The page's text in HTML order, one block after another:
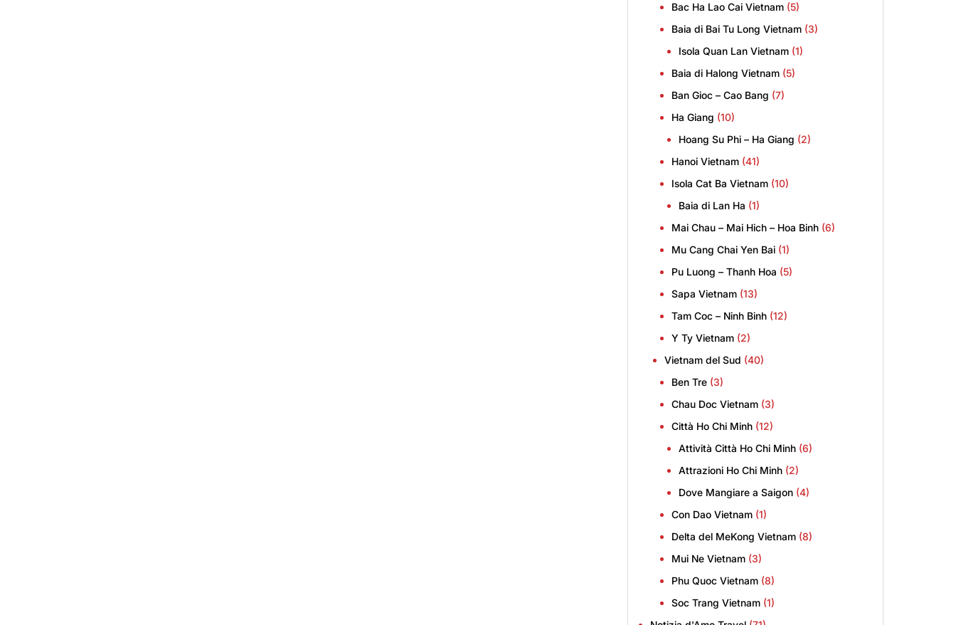
Bac Ha Lao Cai Vietnam (5)
Baia di Bai Tu Long Vietnam (3)
Isola Quan Lan Vietnam (1)
Baia di Halong Vietnam (5)
Ban Gioc – Cao Bang (7)
Ha Giang (10)
Hoang Su Phi – Ha Giang (2)
Hanoi Vietnam (41)
Isola Cat Ba Vietnam (10)
Baia di Lan Ha (1)
Mai Chau – Mai Hich – Hoa Binh (6)
Mu Cang Chai Yen Bai (1)
Pu Luong – Thanh Hoa (5)
Sapa Vietnam (13)
Tam Coc – Ninh Binh (12)
Y Ty Vietnam (2)
Vietnam del Sud (40)
Ben Tre (3)
Chau Doc Vietnam (3)
Città Ho Chi Minh (12)
Attività Città Ho Chi Minh (6)
Attrazioni Ho Chi Minh (2)
Dove Mangiare a Saigon (4)
Con Dao Vietnam (1)
Delta del MeKong Vietnam (8)
Mui Ne Vietnam (3)
Phu Quoc Vietnam (8)
Soc Trang Vietnam (1)